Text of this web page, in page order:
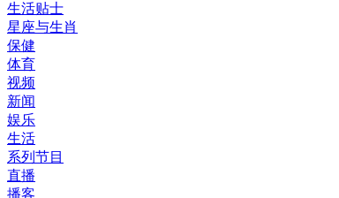
生活贴士
星座与生肖
保健
体育
视频
新闻
娱乐
生活
系列节目
直播
播客